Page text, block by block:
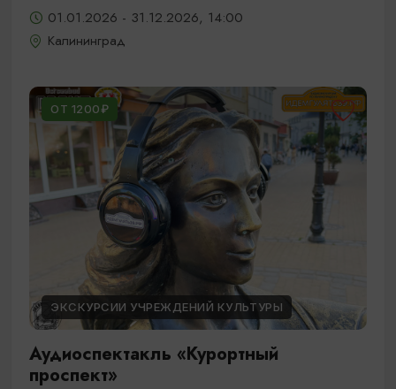
01.01.2026 - 31.12.2026, 14:00
Калининград
ОТ 1200₽
ЭКСКУРСИИ УЧРЕЖДЕНИЙ КУЛЬТУРЫ
Аудиоспектакль «Курортный
проспект»